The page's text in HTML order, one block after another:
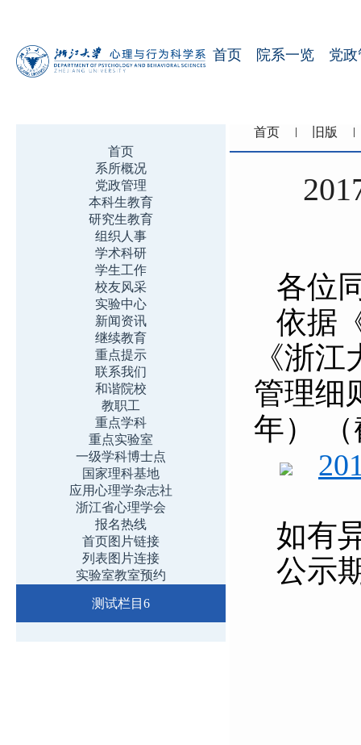
首页 院系一览 党
首页
系所概况
党政管理
本科生教育
研究生教育
组织人事
学术科研
学生工作
校友风采
实验中心
新闻资讯
继续教育
重点提示
联系我们
和谐院校
教职工
重点学科
重点实验室
一级学科博士点
国家理科基地
应用心理学杂志社
浙江省心理学会
报名热线
首页图片链接
列表图片连接
实验室教室预约
测试栏目6
首页 旧版
各位
依据
《浙
管理细
年） （
如有
公示